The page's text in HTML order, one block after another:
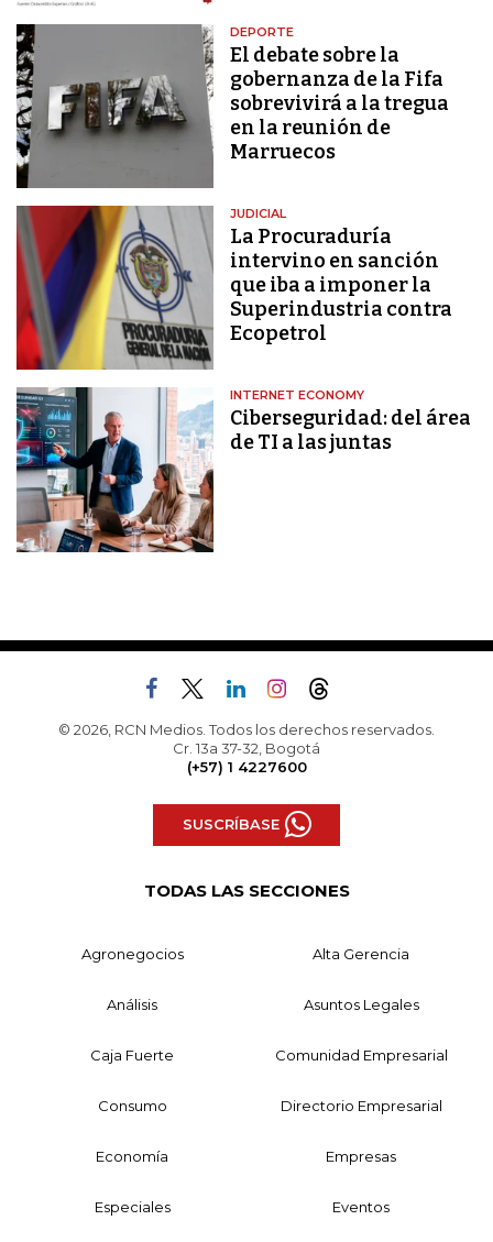
DEPORTE
El debate sobre la
gobernanza de la Fifa
sobrevivirá a la tregua
en la reunión de
Marruecos
JUDICIAL
La Procuraduría
intervino en sanción
que iba a imponer la
Superindustria contra
Ecopetrol
INTERNET ECONOMY
Ciberseguridad: del área
de TI a las juntas
© 2026, RCN Medios. Todos los derechos reservados.
Cr. 13a 37-32, Bogotá
(+57) 1 4227600
SUSCRÍBASE
TODAS LAS SECCIONES
Agronegocios Alta Gerencia
Análisis Asuntos Legales
Caja Fuerte Comunidad Empresarial
Consumo Directorio Empresarial
Economía Empresas
Especiales Eventos